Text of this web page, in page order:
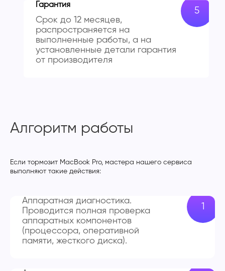
Гарантия
Срок до 12 месяцев,
распространяется на
выполненные работы, а на
установленные детали гарантия
от производителя
Алгоритм работы
Если тормозит MacBook Pro, мастера нашего сервиса
выполняют такие действия:
Аппаратная диагностика.
Проводится полная проверка
аппаратных компонентов
(процессора, оперативной
памяти, жесткого диска).